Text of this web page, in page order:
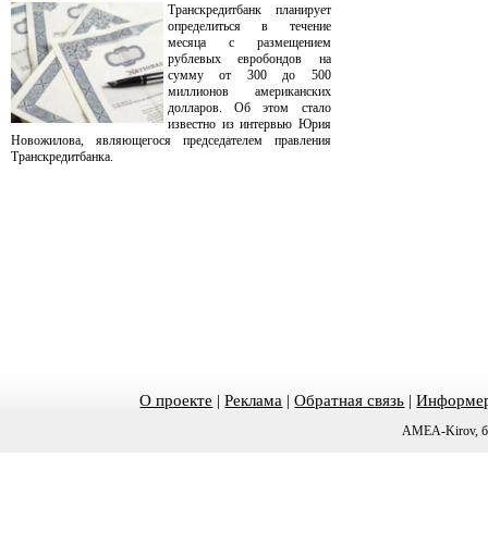
Транскредитбанк планирует
определиться в течение
месяца с размещением
рублевых евробондов на
сумму от 300 до 500
миллионов американских
долларов. Об этом стало
известно из интервью Юрия
Новожилова, являющегося председателем правления
Транскредитбанка.
О проекте |Реклама |Обратная связь |
AMEA-Kirov,